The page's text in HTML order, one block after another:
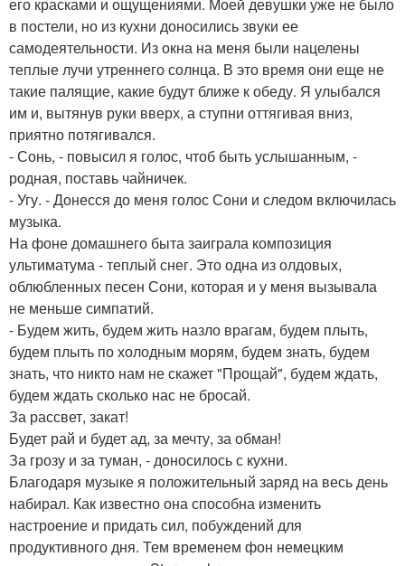
в постели, но из кухни доносились звуки ее
самодеятельности. Из окна на меня были нацелены
теплые лучи утреннего солнца. В это время они еще не
такие палящие, какие будут ближе к обеду. Я улыбался
им и, вытянув руки вверх, а ступни оттягивая вниз,
приятно потягивался.
- Сонь, - повысил я голос, чтоб быть услышанным, -
родная, поставь чайничек.
- Угу. - Донесся до меня голос Сони и следом включилась
музыка.
На фоне домашнего быта заиграла композиция
ультиматума - теплый снег. Это одна из олдовых,
облюбленных песен Сони, которая и у меня вызывала
не меньше симпатий.
- Будем жить, будем жить назло врагам, будем плыть,
будем плыть по холодным морям, будем знать, будем
знать, что никто нам не скажет "Прощай", будем ждать,
будем ждать сколько нас не бросай.
За рассвет, закат!
Будет рай и будет ад, за мечту, за обман!
За грозу и за туман, - доносилось с кухни.
Благодаря музыке я положительный заряд на весь день
набирал. Как известно она способна изменить
настроение и придать сил, побуждений для
продуктивного дня. Тем временем фон немецким